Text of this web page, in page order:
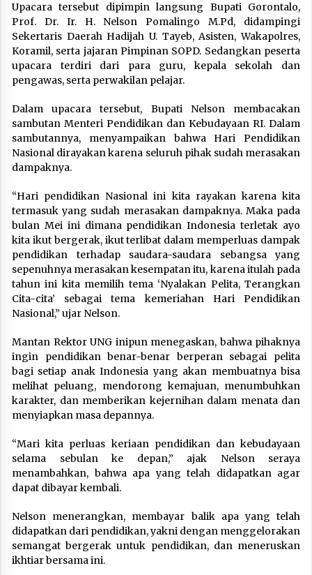
Upacara tersebut dipimpin langsung Bupati Gorontalo,
Prof. Dr. Ir. H. Nelson Pomalingo M.Pd, didampingi
Sekertaris Daerah Hadijah U. Tayeb, Asisten, Wakapolres,
Koramil, serta jajaran Pimpinan SOPD. Sedangkan peserta
upacara terdiri dari para guru, kepala sekolah dan
pengawas, serta perwakilan pelajar.
Dalam upacara tersebut, Bupati Nelson membacakan
sambutan Menteri Pendidikan dan Kebudayaan RI. Dalam
sambutannya, menyampaikan bahwa Hari Pendidikan
Nasional dirayakan karena seluruh pihak sudah merasakan
dampaknya.
“Hari pendidikan Nasional ini kita rayakan karena kita
termasuk yang sudah merasakan dampaknya. Maka pada
bulan Mei ini dimana pendidikan Indonesia terletak ayo
kita ikut bergerak, ikut terlibat dalam memperluas dampak
pendidikan terhadap saudara-saudara sebangsa yang
sepenuhnya merasakan kesempatan itu, karena itulah pada
tahun ini kita memilih tema ‘Nyalakan Pelita, Terangkan
Cita-cita’ sebagai tema kemeriahan Hari Pendidikan
Nasional,” ujar Nelson.
Mantan Rektor UNG inipun menegaskan, bahwa pihaknya
ingin pendidikan benar-benar berperan sebagai pelita
bagi setiap anak Indonesia yang akan membuatnya bisa
melihat peluang, mendorong kemajuan, menumbuhkan
karakter, dan memberikan kejernihan dalam menata dan
menyiapkan masa depannya.
“Mari kita perluas keriaan pendidikan dan kebudayaan
selama sebulan ke depan,” ajak Nelson seraya
menambahkan, bahwa apa yang telah didapatkan agar
dapat dibayar kembali.
Nelson menerangkan, membayar balik apa yang telah
didapatkan dari pendidikan, yakni dengan menggelorakan
semangat bergerak untuk pendidikan, dan meneruskan
ikhtiar bersama ini.